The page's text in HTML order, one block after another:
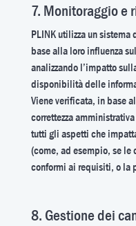
7. Monitoraggio e
PLINK utilizza un
base alla loro influenza
analizzando l’impatto
disponibilità delle
Viene verificata, in base
correttezza
tutti gli aspetti che
(come, ad esempio, se
conformi ai requisiti, o la
8. Gestione dei